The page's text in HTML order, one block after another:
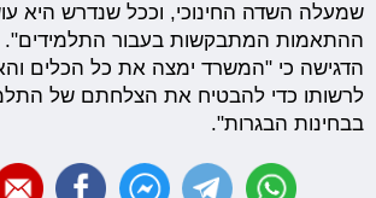
שמעלה השדה החינוכי, וככל שנדרש היא
ההתאמות המתבקשות בעבור התלמידים".
הדגישה כי "המשרד ימצה את כל הכלים
לרשותו כדי להבטיח את הצלחתם של
בבחינות הבגרות".